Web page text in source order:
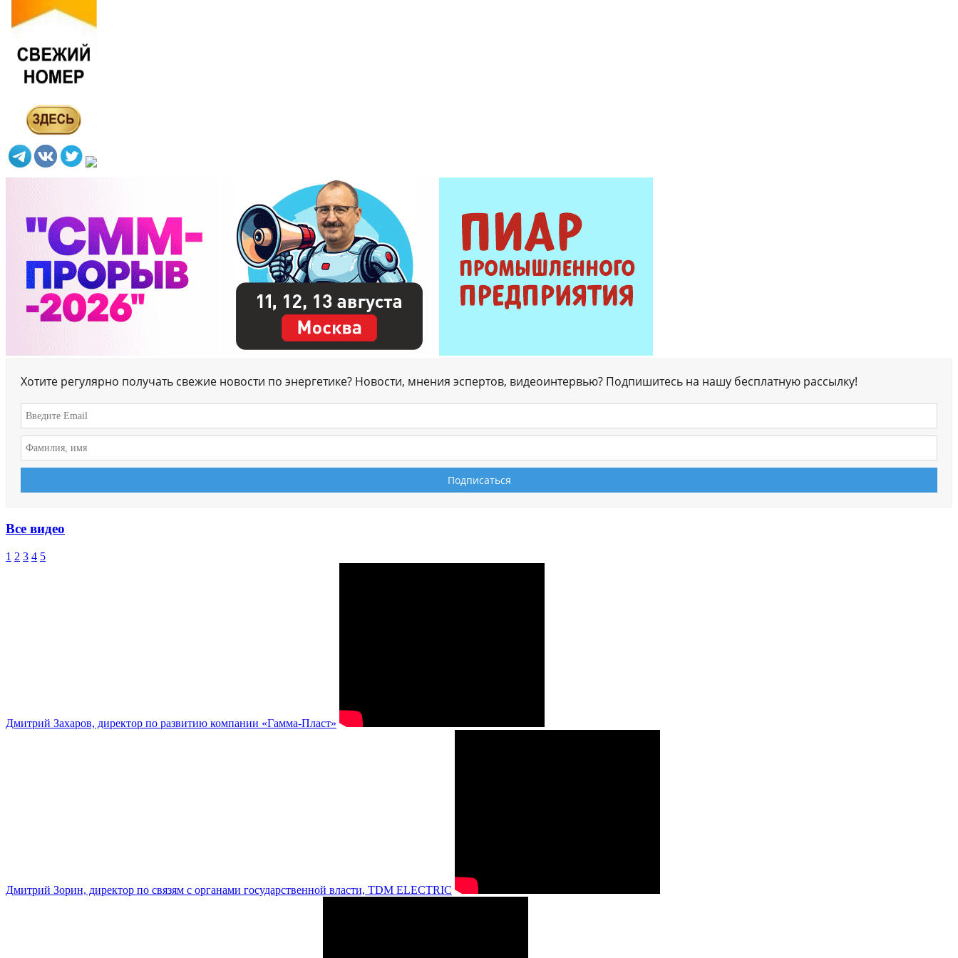
Хотите регулярно получать свежие новости по энергетике? Новости, мнения эспертов, видеоинтервью? Подпишитесь на нашу бесплатную рассылку!
Все видео
1 2 3 4 5
Дмитрий Захаров, директор по развитию компании «Гамма-Пласт»
Дмитрий Зорин, директор по связям с органами государственной власти, TDM ELECTRIC